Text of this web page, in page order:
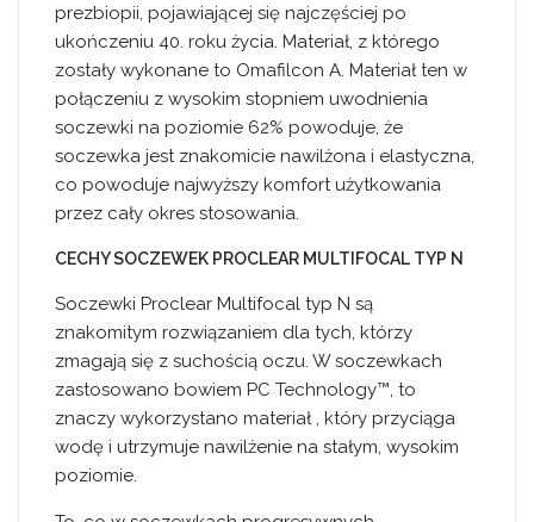
prezbiopii, pojawiającej się najczęściej po
ukończeniu 40. roku życia. Materiał, z którego
zostały wykonane to Omafilcon A. Materiał ten w
połączeniu z wysokim stopniem uwodnienia
soczewki na poziomie 62% powoduje, że
soczewka jest znakomicie nawilżona i elastyczna,
co powoduje najwyższy komfort użytkowania
przez cały okres stosowania.
CECHY SOCZEWEK PROCLEAR MULTIFOCAL TYP N
Soczewki Proclear Multifocal typ N są
znakomitym rozwiązaniem dla tych, którzy
zmagają się z suchością oczu. W soczewkach
zastosowano bowiem PC Technology™, to
znaczy wykorzystano materiał , który przyciąga
wodę i utrzymuje nawilżenie na stałym, wysokim
poziomie.